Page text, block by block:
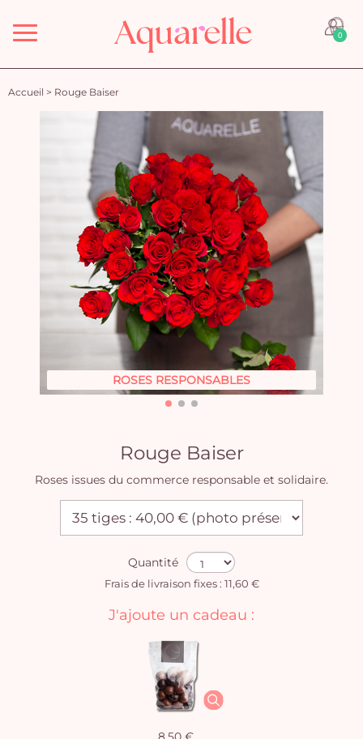
Menu 0
Accueil > Rouge Baiser
ROSES RESPONSABLES
Rouge Baiser
Roses issues du commerce responsable et solidaire.
Quantité
Frais de livraison fixes : 11,60 €
J'ajoute un cadeau :